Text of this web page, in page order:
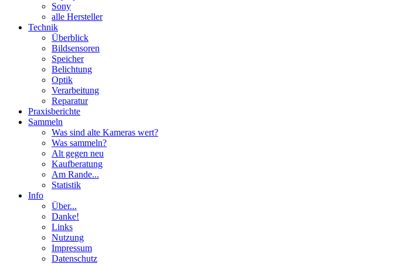
Sony
alle Hersteller
Technik
Überblick
Bildsensoren
Speicher
Belichtung
Optik
Verarbeitung
Reparatur
Praxisberichte
Sammeln
Was sind alte Kameras wert?
Was sammeln?
Alt gegen neu
Kaufberatung
Am Rande...
Statistik
Info
Über...
Danke!
Links
Nutzung
Impressum
Datenschutz